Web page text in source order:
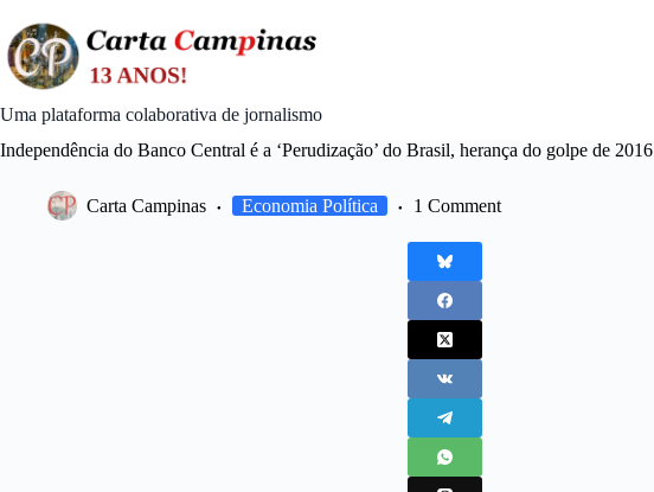
content
Uma plataforma colaborativa de jornalismo
Independência do Banco Central é a ‘Perudização’ do Brasil, herança do golpe de 2016
Carta Campinas Economia Política 1 Comment